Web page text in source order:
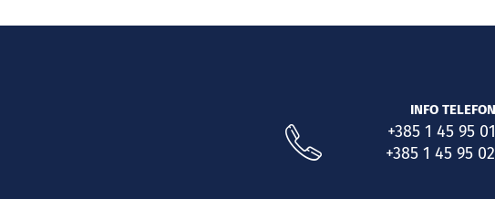
INFO
+385 1 45 95
+385 1 45 95